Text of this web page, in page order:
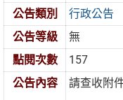
公告類別
行政公告
公告等級
無
點閱次數
157
公告內容
請查收附